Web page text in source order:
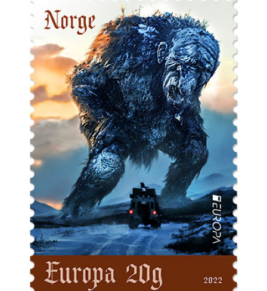
Fortolling av sendinger
Betale mva. og toll
Digipost
Posten Signering
Se alle verktøy